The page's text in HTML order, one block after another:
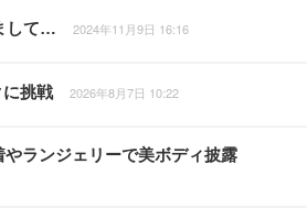
して… 2024年11月9日 16:16
挑戦 2026年8月7日 10:22
ランジェリーで美ボディ披露